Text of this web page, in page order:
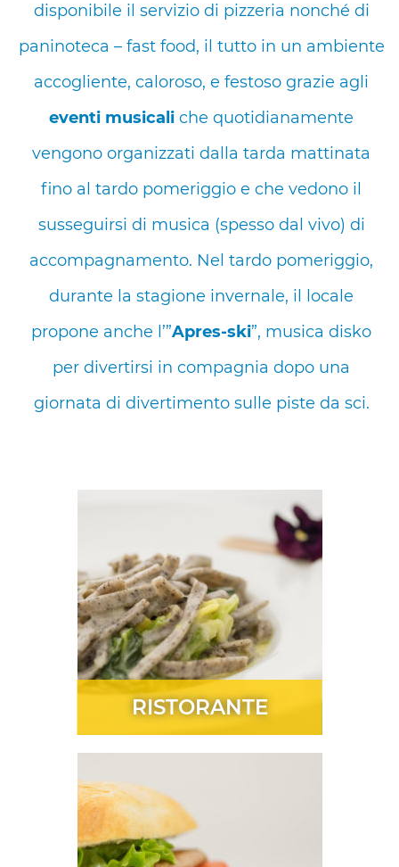
disponibile il servizio di pizzeria nonché di
paninoteca – fast food, il tutto in un ambiente
accogliente, caloroso, e festoso grazie agli
eventi musicali che quotidianamente
vengono organizzati dalla tarda mattinata
fino al tardo pomeriggio e che vedono il
susseguirsi di musica (spesso dal vivo) di
accompagnamento. Nel tardo pomeriggio,
durante la stagione invernale, il locale
propone anche l’”Apres-ski”, musica disko
per divertirsi in compagnia dopo una
giornata di divertimento sulle piste da sci.
RISTORANTE